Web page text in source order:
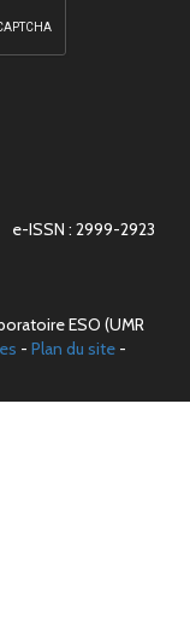
e-ISSN : 2999-2923
ESO (UMR
- Plan du site -